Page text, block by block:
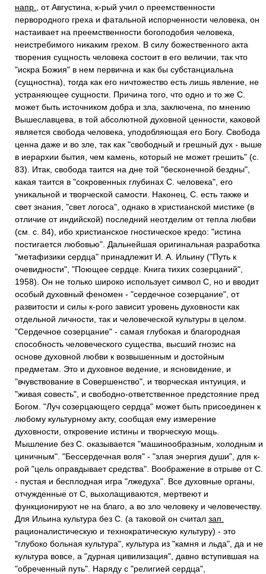
напр.
, от Августина, к-рый учил о преемственности
первородного греха и фатальной испорченности человека, он
настаивает на преемственности богоподобия человека,
неистребимого никаким грехом. В силу божественного акта
творения сущность человека состоит в его величии, так что
"искра Божия" в нем первична и как бы субстанциальна
(сущностна), тогда как его ничтожество есть лишь явление, не
устраняющее сущности. Причина того, что одно и то же С.
может быть источником добра и зла, заключена, по мнению
Вышеславцева, в той абсолютной духовной ценности, каковой
является свобода человека, уподобляющая его Богу. Свобода
ценна даже и во зле, так как "свободный и грешный дух - выше
в иерархии бытия, чем камень, который не может грешить" (с.
83). Итак, свобода таится на дне той "бесконечной бездны",
какая таится в "сокровенных глубинах С. человека", его
уникальной и творческой самости. Наконец, С. есть также и
свет знания, "свет логоса", однако в христианской мистике (в
отличие от индийской) последний неотделим от тепла любви
(см. с. 84), ибо христианское гностическое кредо: "истина
постигается любовью". Дальнейшая оригинальная разработка
"метафизики сердца" принадлежит И. А. Ильину ("Путь к
очевидности", "Поющее сердце. Книга тихих созерцаний",
1958). Он не только широко использует символ С, но и вводит
особый духовный феномен - "сердечное созерцание", от
развитости и силы к-рого зависит уровень духовности как
отдельной личности, так и человеческой культуры в целом.
"Сердечное созерцание" - самая глубокая и благородная
способность человеческого существа, высший гнозис на
основе духовной любви к возвышенным и достойным
предметам. Это и духовное ведение, и ясновидение, и
"вчувствование в Совершенство", и творческая интуиция, и
"живая совесть", и свободно-ответственное предстояние пред
Богом. "Луч созерцающего сердца" может быть присоединен к
любому культурному акту, сообщая ему измерение
духовности, откровение истины и творческую мощь.
Мышление без С. оказывается "машинообразным, холодным и
циничным". "Бессердечная воля" - "злая энергия души", для к-
рой "цель оправдывает средства". Воображение в отрыве от С.
- пустая и бесплодная игра "лжедуха". Все духовные органы,
отчужденные от С, выхолащиваются, мертвеют и
функционируют не на благо, а во зло человеку и человечеству.
Для Ильина культура без С. (а таковой он считал зап.
рационалистическую и технократическую культуру) - это
"глубоко больная культура", культура из "камня и льда", да и не
культура вовсе, а "дурная цивилизация", давно вступившая на
"обреченный путь". Наряду с "религией сердца",